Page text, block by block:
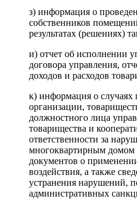
з) информация о
собственников
результатах (решениях)
и) отчет об исполнении
договора управления,
доходов и расходов
к) информация о
организации,
должностного лица
товарищества и
ответственности за
многоквартирным
документов о
воздействия, а также
устранения нарушений,
административных